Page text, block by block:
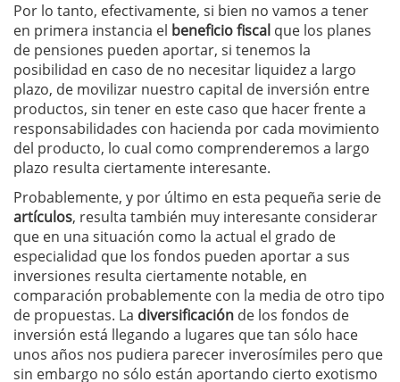
Por lo tanto, efectivamente, si bien no vamos a tener
en primera instancia el beneficio fiscal que los planes
de pensiones pueden aportar, si tenemos la
posibilidad en caso de no necesitar liquidez a largo
plazo, de movilizar nuestro capital de inversión entre
productos, sin tener en este caso que hacer frente a
responsabilidades con hacienda por cada movimiento
del producto, lo cual como comprenderemos a largo
plazo resulta ciertamente interesante.
Probablemente, y por último en esta pequeña serie de
artículos, resulta también muy interesante considerar
que en una situación como la actual el grado de
especialidad que los fondos pueden aportar a sus
inversiones resulta ciertamente notable, en
comparación probablemente con la media de otro tipo
de propuestas. La diversificación de los fondos de
inversión está llegando a lugares que tan sólo hace
unos años nos pudiera parecer inverosímiles pero que
sin embargo no sólo están aportando cierto exotismo